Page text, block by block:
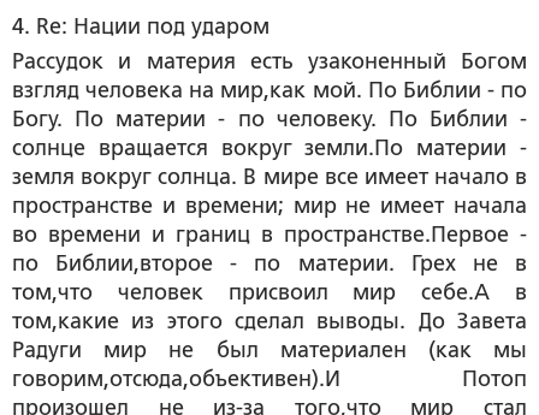
4. Re: Нации под ударом
Рассудок и материя есть узаконенный Богом
взгляд человека на мир,как мой. По Библии - по
Богу. По материи - по человеку. По Библии -
солнце вращается вокруг земли.По материи -
земля вокруг солнца. В мире все имеет начало в
пространстве и времени; мир не имеет начала
во времени и границ в пространстве.Первое -
по Библии,второе - по материи. Грех не в
том,что человек присвоил мир себе.А в
том,какие из этого сделал выводы. До Завета
Радуги мир не был материален (как мы
говорим,отсюда,объективен).И Потоп
произошел не из-за того,что мир стал